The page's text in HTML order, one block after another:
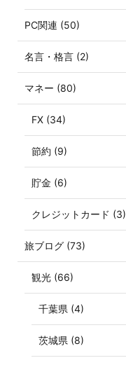
PC関連 (50)
名言・格言 (2)
マネー (80)
FX (34)
節約 (9)
貯金 (6)
クレジットカード (3)
旅ブログ (73)
観光 (66)
千葉県 (4)
茨城県 (8)